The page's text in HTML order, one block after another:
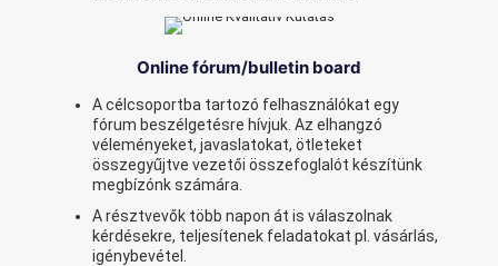
Online fórum/bulletin board
A célcsoportba tartozó felhasználókat egy
fórum beszélgetésre hívjuk. Az elhangzó
véleményeket, javaslatokat, ötleteket
összegyűjtve vezetői összefoglalót készítünk
megbízónk számára.
A résztvevők több napon át is válaszolnak
kérdésekre, teljesítenek feladatokat pl. vásárlás,
igénybevétel.